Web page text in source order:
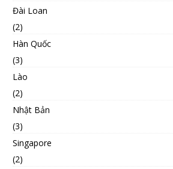
Đài Loan
(2)
Hàn Quốc
(3)
Lào
(2)
Nhật Bản
(3)
Singapore
(2)